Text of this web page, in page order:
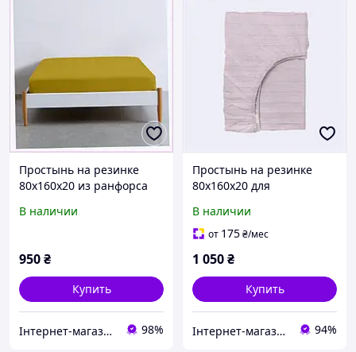
Простынь на резинке
80х160х20 из ранфорса
76E9328C4
В наличии
950₴
Купить
Інтернет-магазин NeonLemon 98%
Простынь на резинке
80х160х20 для
B8X567467
В наличии
от 175₴/мес
1 050₴
Купить
Інтернет-магазин ShopNow 94%